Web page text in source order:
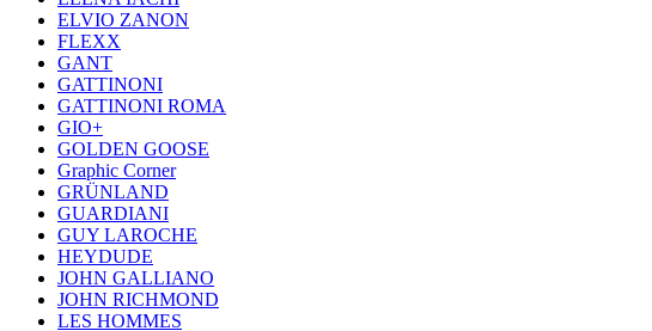
ELVIO ZANON
FLEXX
GANT
GATTINONI
GATTINONI ROMA
GIO+
GOLDEN GOOSE
Graphic Corner
GRÜNLAND
GUARDIANI
GUY LAROCHE
HEYDUDE
JOHN GALLIANO
JOHN RICHMOND
LES HOMMES